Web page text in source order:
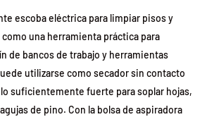
escoba eléctrica para limpiar pisos y
como una herramienta práctica para
de bancos de trabajo y herramientas
utilizarse como secador sin contacto
suficientemente fuerte para soplar hojas,
de pino. Con la bolsa de aspiradora